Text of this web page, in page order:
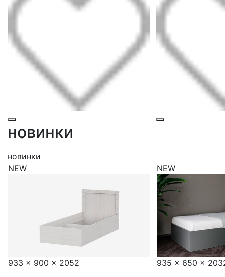
новинки
новинки
NEW
933 x 900 x 2052
NEW
935 x 650 x